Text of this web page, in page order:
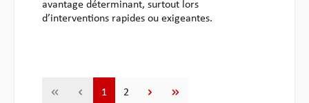
avantage déterminant, surtout lors
d’interventions rapides ou exigeantes.
Page
1 Page
2